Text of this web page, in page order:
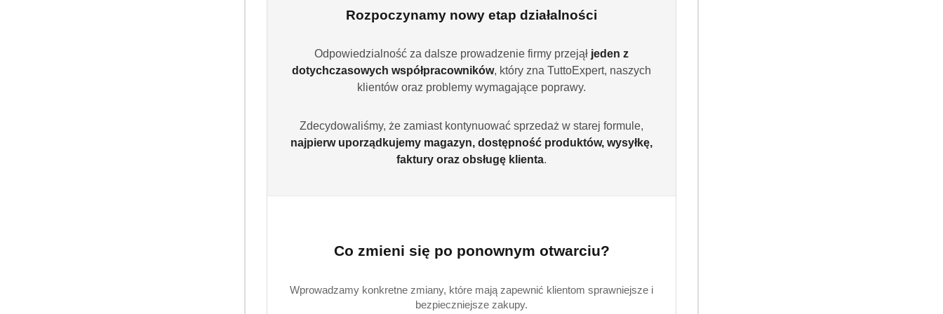
Ilość
szt.
i
dostawa
Wysyłka w
ciągu:
3 dni
Cena przesyłki:
W zestawie
Rozpoczynamy nowy etap działalności
Odpowiedzialność za dalsze prowadzenie firmy przejął jeden z
dotychczasowych współpracowników, który zna TuttoExpert, naszych
klientów oraz problemy wymagające poprawy.
Zdecydowaliśmy, że zamiast kontynuować sprzedaż w starej formule,
najpierw uporządkujemy magazyn, dostępność produktów, wysyłkę,
faktury oraz obsługę klienta.
Co zmieni się po ponownym otwarciu?
Wprowadzamy konkretne zmiany, które mają zapewnić klientom sprawniejsze i
bezpieczniejsze zakupy.